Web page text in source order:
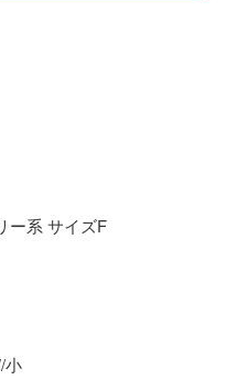
ー系 サイズF
小